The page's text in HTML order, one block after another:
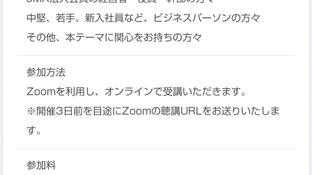
中堅、若手、新入社員など、ビジネスパーソンの方々
その他、本テーマに関心をお持ちの方々
参加方法
Zoomを利用し、オンラインで受講いただきます。
※開催3日前を目途にZoomの聴講URLをお送りいたしま
す。
参加料